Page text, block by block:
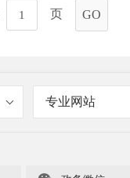
页 GO
专业网站